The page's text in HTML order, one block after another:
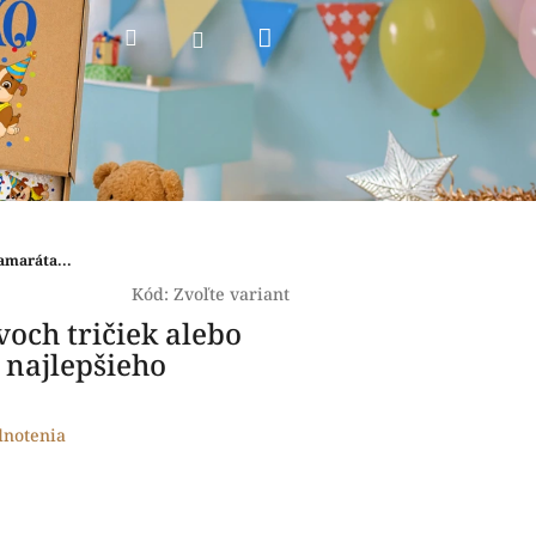
HľadaťPrihlásenieNákupný
Kód: Zvoľte variant
tričiek alebo